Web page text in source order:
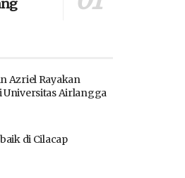
Azriel Rayakan
Universitas Airlangga
di Cilacap